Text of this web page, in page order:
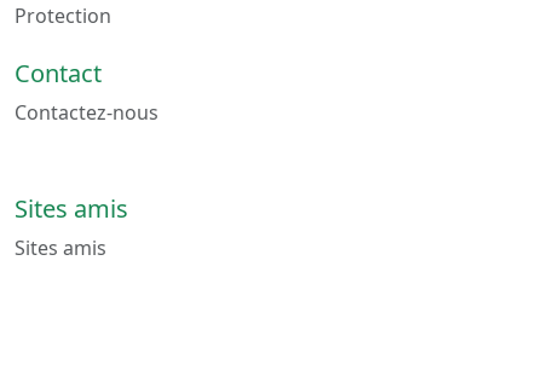
Protection
Contact
Contactez-nous
Sites amis
Sites amis